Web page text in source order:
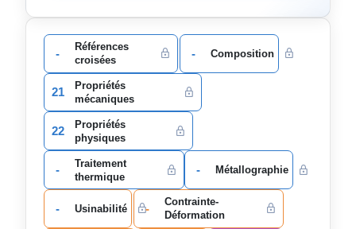
-
Références
croisées
- Composition
21
Propriétés
mécaniques
22
Propriétés
physiques
-
Traitement
thermique
- Métallographie
- Usinabilité -
Contrainte-
Déformation